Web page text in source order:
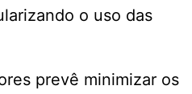
o uso das
prevê minimizar os